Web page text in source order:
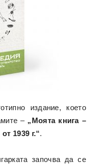
издание, което
– „Моята книга –
1939 г.“.
започва да се